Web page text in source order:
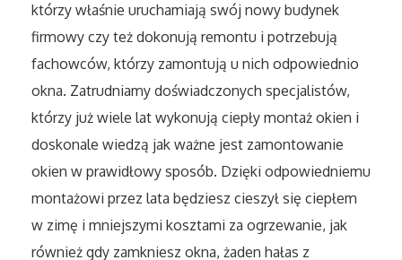
Ogród, Rośliny
Chemia
Materiały Eksploatacyjne
Inne Sklepy
Elektronarzędzia
którzy właśnie uruchamiają swój nowy budynek
firmowy czy też dokonują remontu i potrzebują
fachowców, którzy zamontują u nich odpowiednio
okna. Zatrudniamy doświadczonych specjalistów,
którzy już wiele lat wykonują ciepły montaż okien i
doskonale wiedzą jak ważne jest zamontowanie
okien w prawidłowy sposób. Dzięki odpowiedniemu
montażowi przez lata będziesz cieszył się ciepłem
w zimę i mniejszymi kosztami za ogrzewanie, jak
również gdy zamkniesz okna, żaden hałas z